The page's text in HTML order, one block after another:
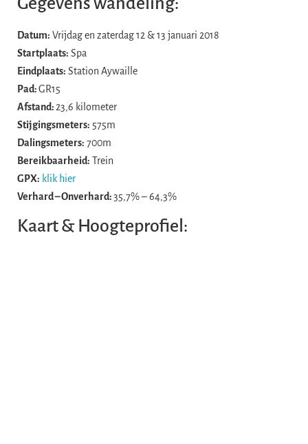
Datum: Vrijdag en zaterdag 12 & 13 januari 2018
Startplaats: Spa
Eindplaats: Station Aywaille
Pad:GR15
Afstand: 23,6 kilometer
Stijgingsmeters: 575m
Dalingsmeters: 700m
Bereikbaarheid: Trein
GPX: klik hier
Verhard – Onverhard:35,7% – 64,3%
Kaart & Hoogteprofiel: